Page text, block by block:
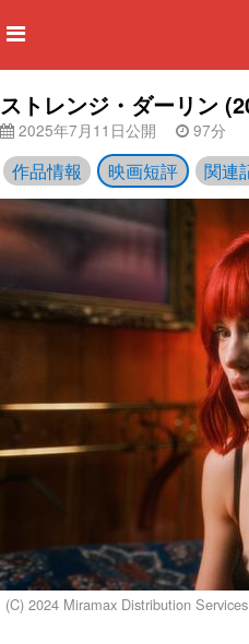
ストレンジ・ダーリン
2025年7月11日公開 97分
作品情報 映画短評 関連
(C) 2024 Miramax Distribution